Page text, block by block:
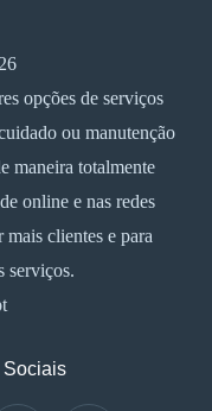
opções de serviços
ou manutenção
maneira totalmente
online e nas redes
clientes e para
serviços.
Sociais